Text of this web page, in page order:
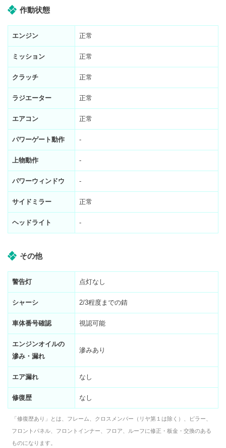
作動状態
エンジン 正常
ミッション 正常
クラッチ 正常
ラジエーター 正常
エアコン 正常
パワーゲート動作 -
上物動作 -
パワーウィンドウ -
サイドミラー 正常
ヘッドライト -
その他
警告灯 点灯なし
シャーシ 2/3程度までの錆
車体番号確認 視認可能
エンジンオイルの
滲み・漏れ
滲みあり
エア漏れ なし
修復歴 なし
「修復歴あり」とは、フレーム、クロスメンバー（リヤ第１は除く）、ピラー、
フロントパネル、フロントインナー、フロア、ルーフに修正・板金・交換のある
ものになります。